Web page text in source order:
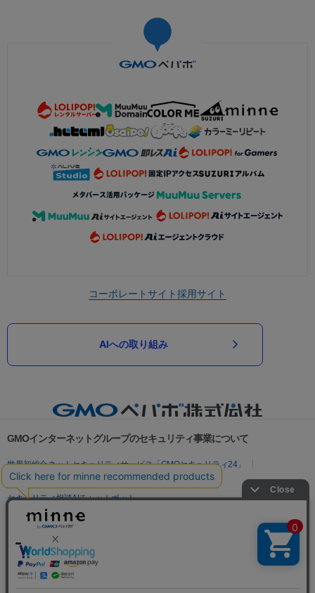
コーポレートサイト採用サイト
AIへの取り組み
GMOインターネットグループのセキュリティ事業について
世界初総合ネットセキュリティサービス「GMOセキュリティ24」
パスワード漏洩診断
Webサイトリスク診断
セキュリティ相談AIチャットボット
実在証明・盗聴対策
サイバー攻撃対策（GMO Flatt Security）
セキュリティ事業の軌跡